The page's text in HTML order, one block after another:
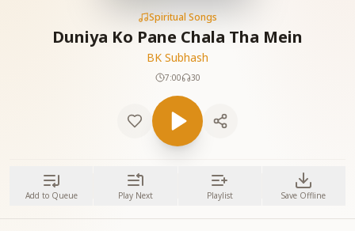
Spiritual Songs
Duniya Ko Pane Chala Tha Mein
BK Subhash
7:00 30
Add to Queue Play Next Playlist Save Offline